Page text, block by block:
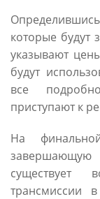
которые будут
указывают
будут
все
приступают к
На
завершающую
существует
трансмиссии